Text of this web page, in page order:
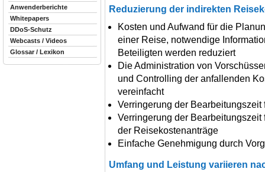
Reduzierung der indirekten
Kosten und Aufwand für die
einer Reise, notwendige
Beteiligten werden reduziert
Die Administration von
und Controlling der anfallenden
vereinfacht
Verringerung der
Verringerung der
der Reisekostenanträge
Einfache Genehmigung durch
Umfang und Leistung variieren
Anwenderberichte
Whitepapers
DDoS-Schutz
Webcasts / Videos
Glossar / Lexikon